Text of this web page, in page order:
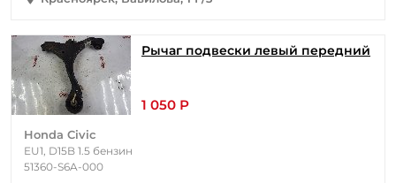
Рычаг подвески левый передний
1 050 Р
Honda Civic
EU1, D15B 1.5 бензин
51360-S6A-000